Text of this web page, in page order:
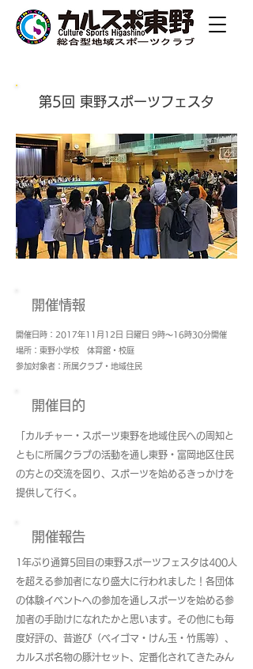
第5回 東野スポーツフェスタ
開催情報
開催日時：2017年11月12日 日曜日 9時～16時30分開催
場所：東野小学校 体育館・校庭
参加対象者：所属クラブ・地域住民
開催目的
「カルチャー・スポーツ東野を地域住民への周知と
ともに所属クラブの活動を通し東野・富岡地区住民
の方との交流を図り、スポーツを始めるきっかけを
提供して行く。
開催報告
1年ぶり通算5回目の東野スポーツフェスタは400人
を超える参加者になり盛大に行われました！各団体
の体験イベントへの参加を通しスポーツを始める参
加者の手助けになれたかと思います。その他にも毎
度好評の、昔遊び（ベイゴマ・けん玉・竹馬等）、
カルスポ名物の豚汁セット、定番化されてきたみん